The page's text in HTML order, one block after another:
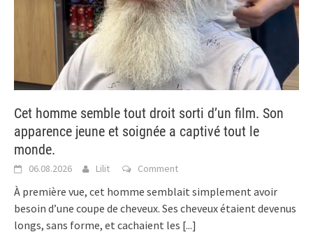
Cet homme semble tout droit sorti d’un film. Son
apparence jeune et soignée a captivé tout le
monde.
06.08.2026 Lilit Comment
À première vue, cet homme semblait simplement avoir
besoin d’une coupe de cheveux. Ses cheveux étaient devenus
longs, sans forme, et cachaient les [...]